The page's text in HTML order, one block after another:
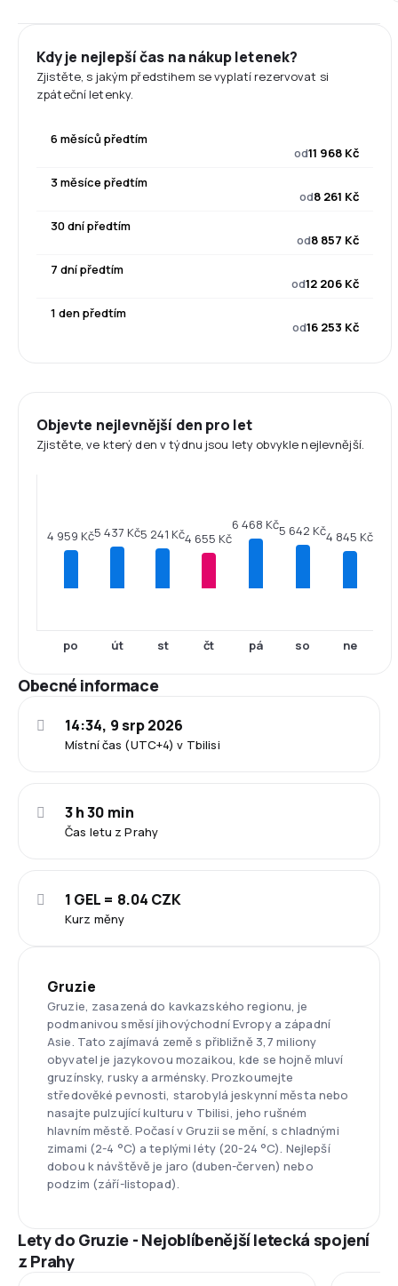
Kdy je nejlepší čas na nákup letenek?
Zjistěte, s jakým předstihem se vyplatí rezervovat si
zpáteční letenky.
6 měsíců předtím
od11 968 Kč
3 měsíce předtím
od8 261 Kč
30 dní předtím
od8 857 Kč
7 dní předtím
od12 206 Kč
1 den předtím
od16 253 Kč
Objevte nejlevnější den pro let
Zjistěte, ve který den v týdnu jsou lety obvykle nejlevnější.
4 959 Kč
po
5 437 Kč
út
5 241 Kč
st
4 655 Kč
čt
6 468 Kč
pá
5 642 Kč
so
4 845 Kč
ne
Obecné informace
Místní čas (UTC+4) v Tbilisi
14:34, 9 srp 2026
Čas letu z Prahy
3 h 30 min
Kurz měny
1 GEL = 8.04 CZK
Gruzie
Gruzie, zasazená do kavkazského regionu, je
podmanivou směsí jihovýchodní Evropy a západní
Asie. Tato zajímavá země s přibližně 3,7 miliony
obyvatel je jazykovou mozaikou, kde se hojně mluví
gruzínsky, rusky a arménsky. Prozkoumejte
středověké pevnosti, starobylá jeskynní města nebo
nasajte pulzující kulturu v Tbilisi, jeho rušném
hlavním městě. Počasí v Gruzii se mění, s chladnými
zimami (2-4 °C) a teplými léty (20-24 °C). Nejlepší
dobou k návštěvě je jaro (duben-červen) nebo
podzim (září-listopad).
Lety do Gruzie - Nejoblíbenější letecká spojení
z Prahy